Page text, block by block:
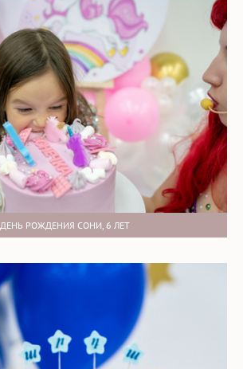
ДЕНЬ РОЖДЕНИЯ СОНИ, 6 ЛЕТ